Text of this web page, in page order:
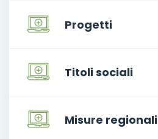
Progetti
Titoli sociali
Misure regionali